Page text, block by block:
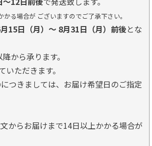
る場合が ございますのでご了承下さい。
15日（月）～ 8月31日（月）前後とな
から承ります。
ただきます。
つきましては、お届け希望日のご指定
からお届けまで14日以上かかる場合が